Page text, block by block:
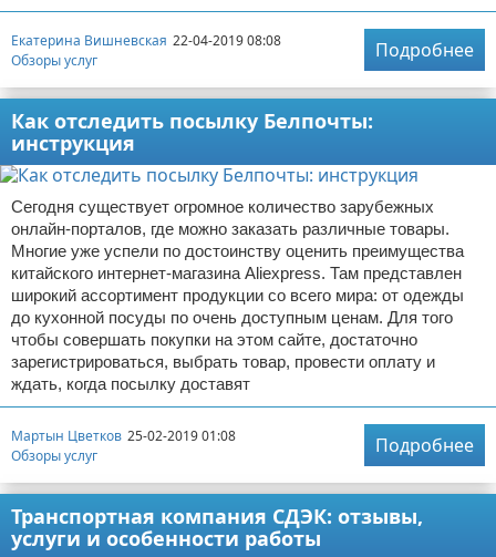
Екатерина Вишневская 22-04-2019 08:08
Обзоры услуг
Подробнее
Как отследить посылку Белпочты:
инструкция
Сегодня существует огромное количество зарубежных
онлайн-порталов, где можно заказать различные товары.
Многие уже успели по достоинству оценить преимущества
китайского интернет-магазина Aliexpress. Там представлен
широкий ассортимент продукции со всего мира: от одежды
до кухонной посуды по очень доступным ценам. Для того
чтобы совершать покупки на этом сайте, достаточно
зарегистрироваться, выбрать товар, провести оплату и
ждать, когда посылку доставят
Мартын Цветков 25-02-2019 01:08
Обзоры услуг
Подробнее
Транспортная компания СДЭК: отзывы,
услуги и особенности работы